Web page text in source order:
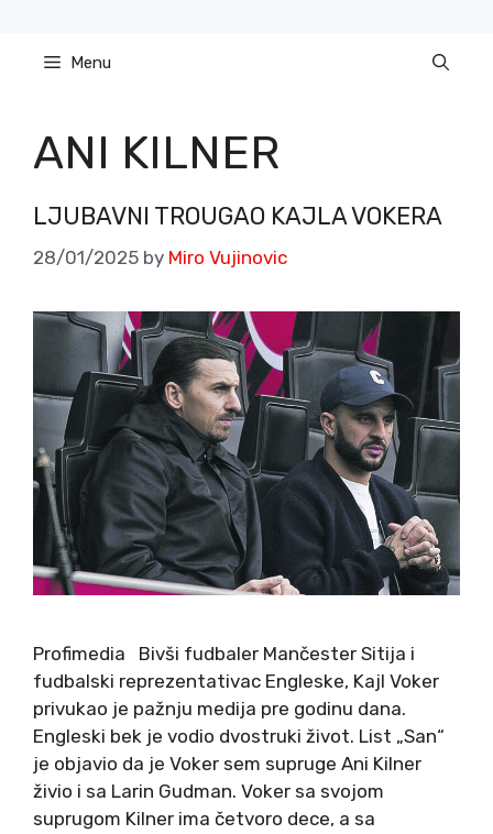
content Menu
ANI KILNER
LJUBAVNI TROUGAO KAJLA VOKERA
28/01/2025 by Miro Vujinovic
Profimedia Bivši fudbaler Mančester Sitija i
fudbalski reprezentativac Engleske, Kajl Voker
privukao je pažnju medija pre godinu dana.
Engleski bek je vodio dvostruki život. List „San“
je objavio da je Voker sem supruge Ani Kilner
živio i sa Larin Gudman. Voker sa svojom
suprugom Kilner ima četvoro dece, a sa